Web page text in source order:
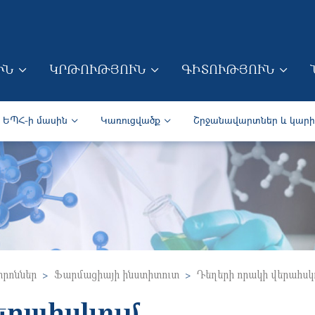
(ARM)
ԿՐԹՈՒԹՅՈՒՆ ԳԻՏՈՒԹՅՈՒՆ
Secondary navigation (Arm)
ԵՊՀ-ի մասին Կառուցվածք Շրջանավարտներ և
Ֆարմացիայի ինստիտուտ Դեղերի որակի